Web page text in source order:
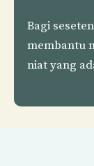
Bagi
membantu
niat yang